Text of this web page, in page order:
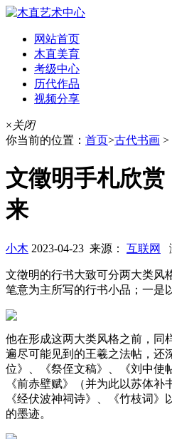
网站首页
木直美育
考级中心
历代作品
视频分享
×关闭
你当前的位置： 首页>古代书画 >
文徵明手札欣
来
小木 2023-04-23 来源： 互联网
文徵明的行书大致可分两大类风
笔意为主所写的行书小品；一是
他在形成这两大类风格之前，同
遍尽可能见到的王羲之法帖，还
位》、《祭侄文稿》、《刘中使
《前赤壁赋》（并为此以苏体
《经伏波神祠诗》、《竹枝词
的墨迹。